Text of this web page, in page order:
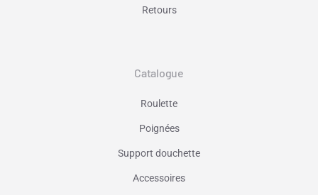
Retours
Catalogue
Roulette
Poignées
Support douchette
Accessoires